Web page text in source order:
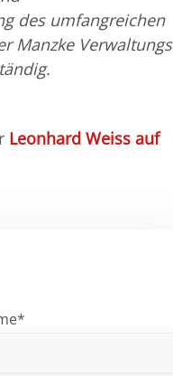
des umfangreichen
Manzke Verwaltungs
Leonhard Weiss auf